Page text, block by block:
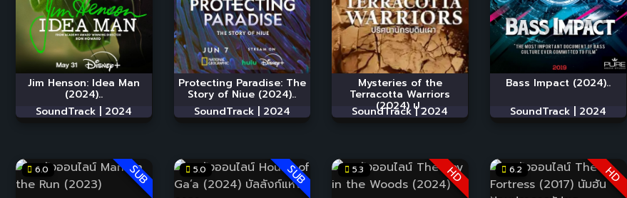
Jim Henson: Idea Man
(2024)..
SoundTrack | 2024
Protecting Paradise: The
Story of Niue (2024)..
SoundTrack | 2024
Mysteries of the
Terracotta Warriors
(2024) ป..
SoundTrack |2024
Bass Impact (2024)..
SoundTrack | 2024
SUB
6.0 SUB
5.0 HD
5.3 HD
6.2